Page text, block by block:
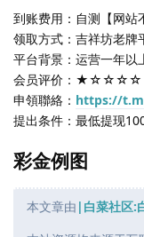
到账费用：自测【网站
领取方式：吉祥坊老牌
平台背景：运营一年以
会员评价：★☆☆☆☆
申領聯絡： https://
提出条件：最低提现
彩金例图
本文章由 |白菜社区: